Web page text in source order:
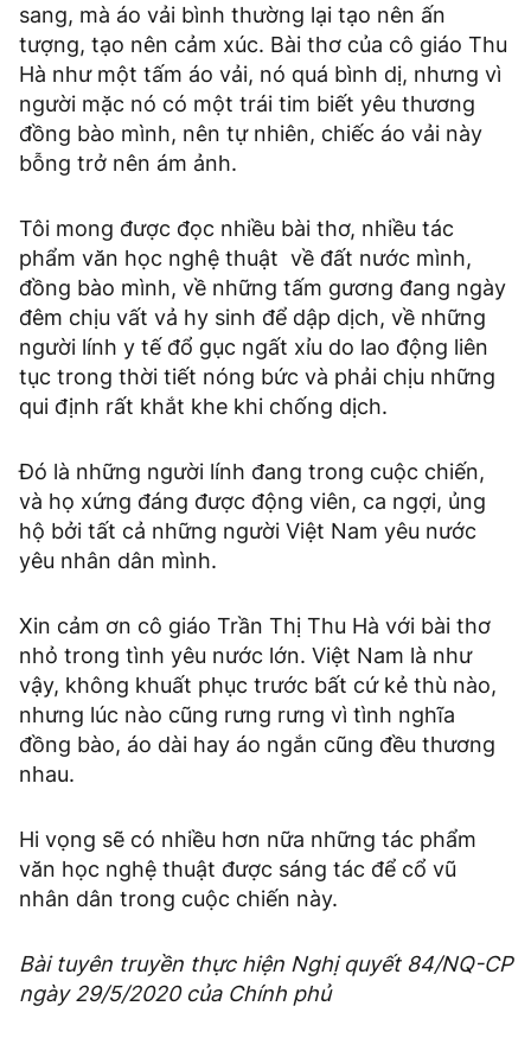
sang, mà áo vải bình thường lại tạo nên ấn
tượng, tạo nên cảm xúc. Bài thơ của cô giáo Thu
Hà như một tấm áo vải, nó quá bình dị, nhưng vì
người mặc nó có một trái tim biết yêu thương
đồng bào mình, nên tự nhiên, chiếc áo vải này
bỗng trở nên ám ảnh.
Tôi mong được đọc nhiều bài thơ, nhiều tác
phẩm văn học nghệ thuật về đất nước mình,
đồng bào mình, về những tấm gương đang ngày
đêm chịu vất vả hy sinh để dập dịch, về những
người lính y tế đổ gục ngất xỉu do lao động liên
tục trong thời tiết nóng bức và phải chịu những
qui định rất khắt khe khi chống dịch.
Đó là những người lính đang trong cuộc chiến,
và họ xứng đáng được động viên, ca ngợi, ủng
hộ bởi tất cả những người Việt Nam yêu nước
yêu nhân dân mình.
Xin cảm ơn cô giáo Trần Thị Thu Hà với bài thơ
nhỏ trong tình yêu nước lớn. Việt Nam là như
vậy, không khuất phục trước bất cứ kẻ thù nào,
nhưng lúc nào cũng rưng rưng vì tình nghĩa
đồng bào, áo dài hay áo ngắn cũng đều thương
nhau.
Hi vọng sẽ có nhiều hơn nữa những tác phẩm
văn học nghệ thuật được sáng tác để cổ vũ
nhân dân trong cuộc chiến này.
Bài tuyên truyền thực hiện Nghị quyết 84/NQ-CP
ngày 29/5/2020 của Chính phủ